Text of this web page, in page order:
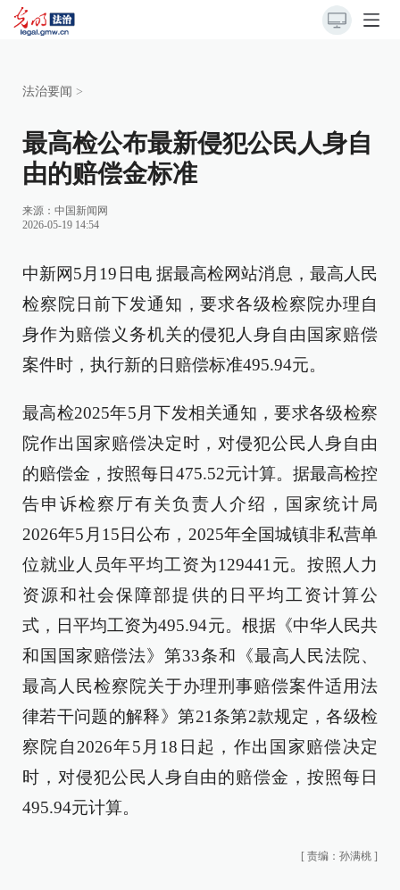
法治要闻 >
最高检公布最新侵犯公民人身自
由的赔偿金标准
来源： 中国新闻网
2026-05-19 14:54
中新网5月19日电 据最高检网站消息，最高人民
检察院日前下发通知，要求各级检察院办理自
身作为赔偿义务机关的侵犯人身自由国家赔偿
案件时，执行新的日赔偿标准495.94元。
最高检2025年5月下发相关通知，要求各级检察
院作出国家赔偿决定时，对侵犯公民人身自由
的赔偿金，按照每日475.52元计算。据最高检控
告申诉检察厅有关负责人介绍，国家统计局
2026年5月15日公布，2025年全国城镇非私营单
位就业人员年平均工资为129441元。按照人力
资源和社会保障部提供的日平均工资计算公
式，日平均工资为495.94元。根据《中华人民共
和国国家赔偿法》第33条和《最高人民法院、
最高人民检察院关于办理刑事赔偿案件适用法
律若干问题的解释》第21条第2款规定，各级检
察院自2026年5月18日起，作出国家赔偿决定
时，对侵犯公民人身自由的赔偿金，按照每日
495.94元计算。
[ 责编：孙满桃 ]